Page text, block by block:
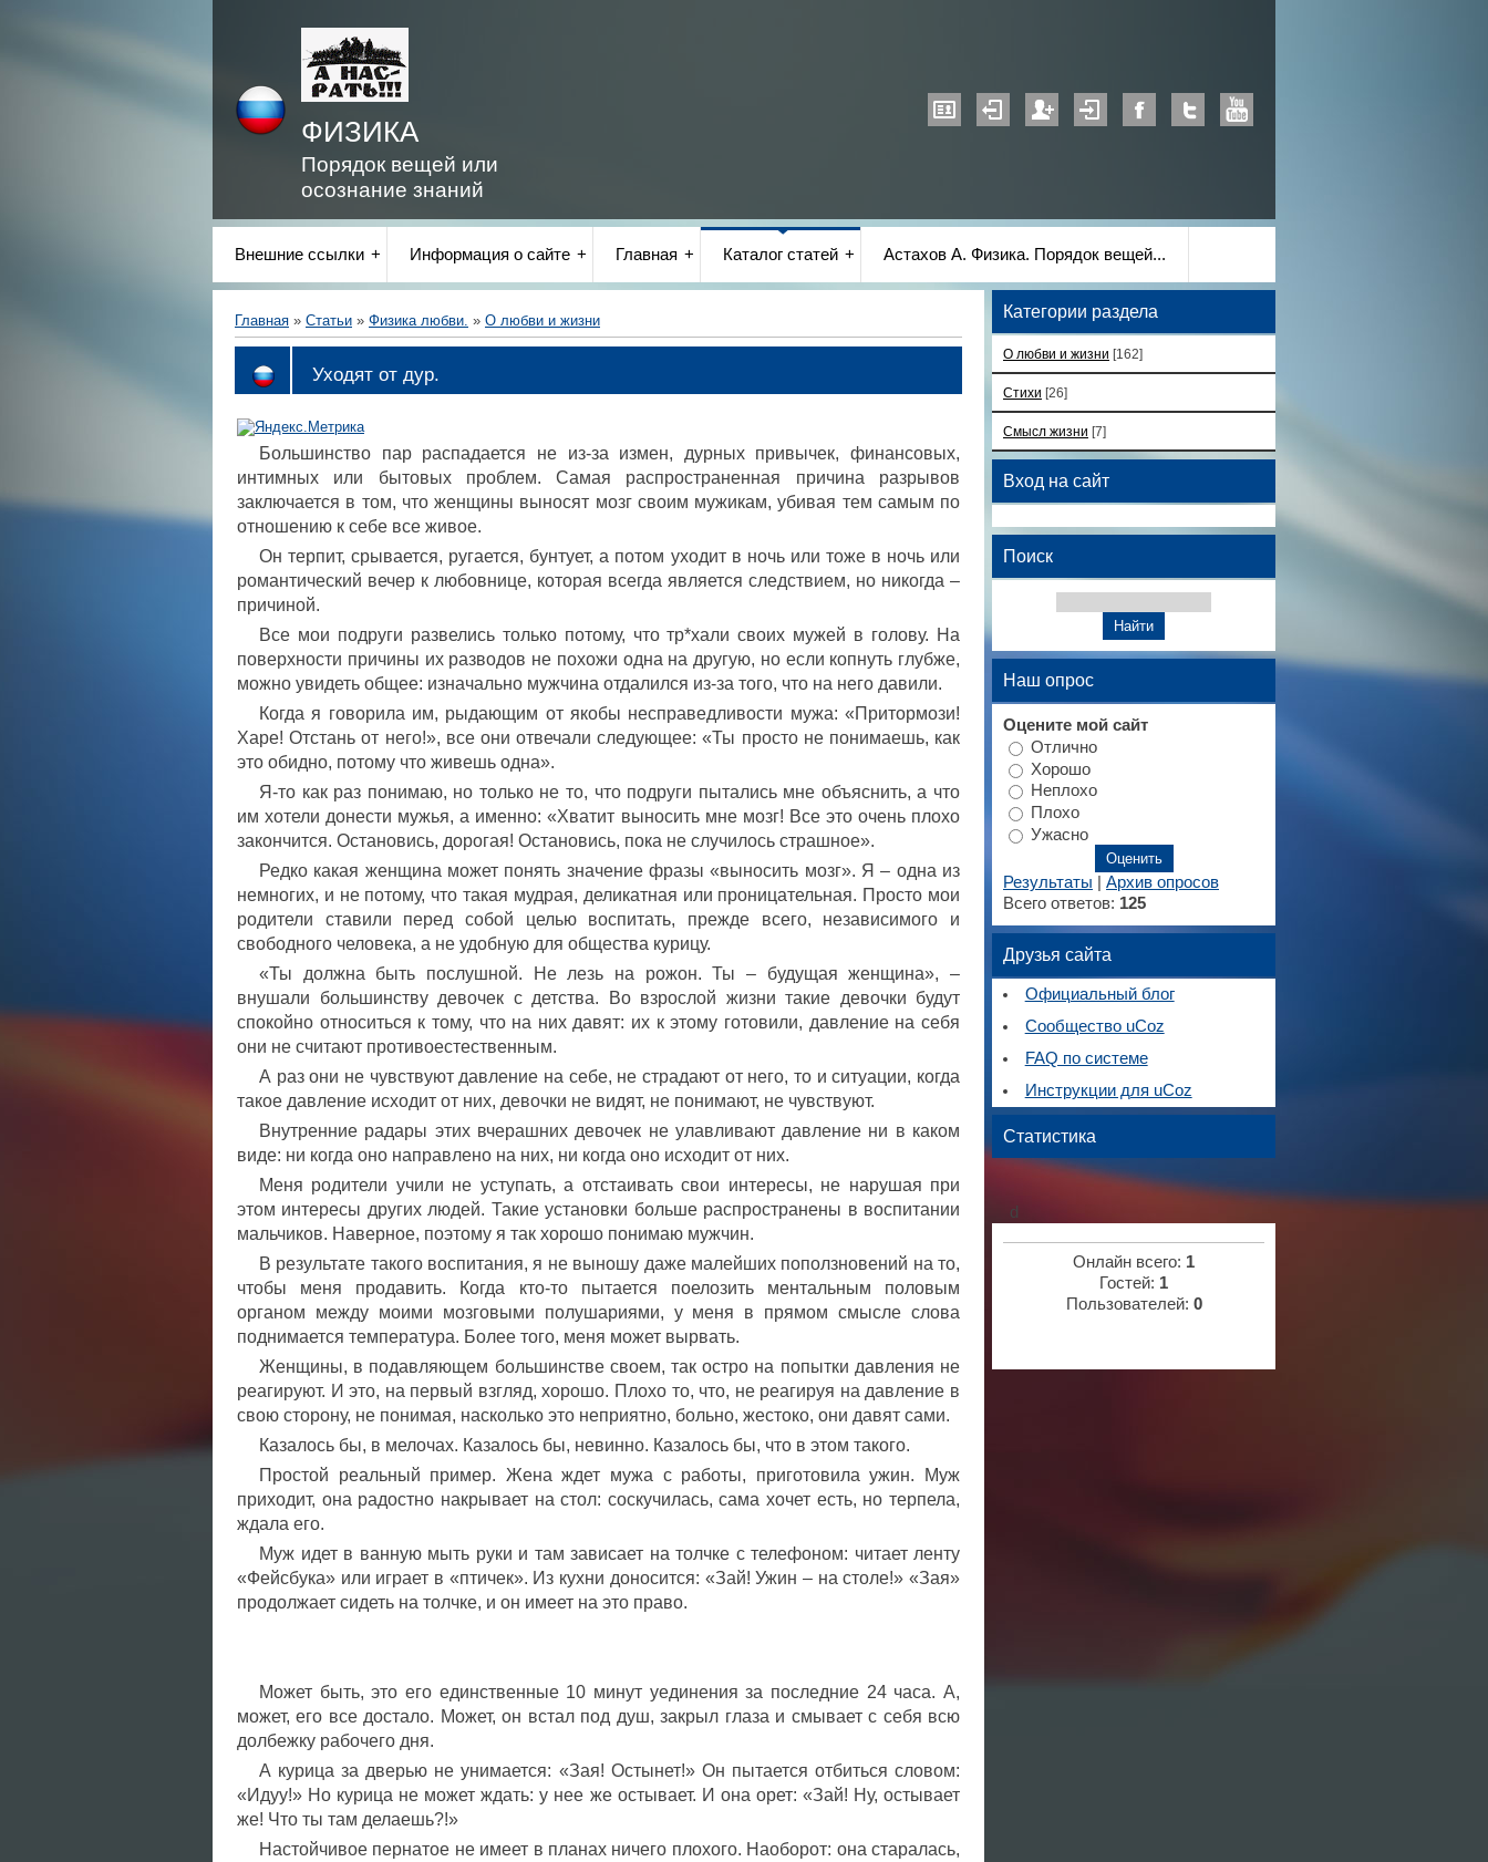
ФИЗИКА
Порядок вещей или
осознание знаний
Внешние ссылки Информация о сайте Главная Каталог статей Астахов А. Физика. Порядок вещей...
Главная » Статьи » Физика любви. » О любви и жизни
Уходят от дур.
Большинство пар распадается не из-за измен, дурных привычек, финансовых,
интимных или бытовых проблем. Самая распространенная причина разрывов
заключается в том, что женщины выносят мозг своим мужикам, убивая тем самым по
отношению к себе все живое.
Он терпит, срывается, ругается, бунтует, а потом уходит в ночь или тоже в ночь или
романтический вечер к любовнице, которая всегда является следствием, но никогда –
причиной.
Все мои подруги развелись только потому, что тр*хали своих мужей в голову. На
поверхности причины их разводов не похожи одна на другую, но если копнуть глубже,
можно увидеть общее: изначально мужчина отдалился из-за того, что на него давили.
Когда я говорила им, рыдающим от якобы несправедливости мужа: «Притормози!
Харе! Отстань от него!», все они отвечали следующее: «Ты просто не понимаешь, как
это обидно, потому что живешь одна».
Я-то как раз понимаю, но только не то, что подруги пытались мне объяснить, а что
им хотели донести мужья, а именно: «Хватит выносить мне мозг! Все это очень плохо
закончится. Остановись, дорогая! Остановись, пока не случилось страшное».
Редко какая женщина может понять значение фразы «выносить мозг». Я – одна из
немногих, и не потому, что такая мудрая, деликатная или проницательная. Просто мои
родители ставили перед собой целью воспитать, прежде всего, независимого и
свободного человека, а не удобную для общества курицу.
«Ты должна быть послушной. Не лезь на рожон. Ты – будущая женщина», –
внушали большинству девочек с детства. Во взрослой жизни такие девочки будут
спокойно относиться к тому, что на них давят: их к этому готовили, давление на себя
они не считают противоестественным.
А раз они не чувствуют давление на себе, не страдают от него, то и ситуации, когда
такое давление исходит от них, девочки не видят, не понимают, не чувствуют.
Внутренние радары этих вчерашних девочек не улавливают давление ни в каком
виде: ни когда оно направлено на них, ни когда оно исходит от них.
Меня родители учили не уступать, а отстаивать свои интересы, не нарушая при
этом интересы других людей. Такие установки больше распространены в воспитании
мальчиков. Наверное, поэтому я так хорошо понимаю мужчин.
В результате такого воспитания, я не выношу даже малейших поползновений на то,
чтобы меня продавить. Когда кто-то пытается поелозить ментальным половым
органом между моими мозговыми полушариями, у меня в прямом смысле слова
поднимается температура. Более того, меня может вырвать.
Женщины, в подавляющем большинстве своем, так остро на попытки давления не
реагируют. И это, на первый взгляд, хорошо. Плохо то, что, не реагируя на давление в
свою сторону, не понимая, насколько это неприятно, больно, жестоко, они давят сами.
Казалось бы, в мелочах. Казалось бы, невинно. Казалось бы, что в этом такого.
Простой реальный пример. Жена ждет мужа с работы, приготовила ужин. Муж
приходит, она радостно накрывает на стол: соскучилась, сама хочет есть, но терпела,
ждала его.
Муж идет в ванную мыть руки и там зависает на толчке с телефоном: читает ленту
«Фейсбука» или играет в «птичек». Из кухни доносится: «Зай! Ужин – на столе!» «Зая»
продолжает сидеть на толчке, и он имеет на это право.
Может быть, это его единственные 10 минут уединения за последние 24 часа. А,
может, его все достало. Может, он встал под душ, закрыл глаза и смывает с себя всю
долбежку рабочего дня.
А курица за дверью не унимается: «Зая! Остынет!» Он пытается отбиться словом:
«Идуу!» Но курица не может ждать: у нее же остывает. И она орет: «Зай! Ну, остывает
же! Что ты там делаешь?!»
Настойчивое пернатое не имеет в планах ничего плохого. Наоборот: она старалась,
Категории раздела
О любви и жизни [162]
Стихи [26]
Смысл жизни [7]
Вход на сайт
Поиск
Наш опрос
Оцените мой сайт
Отлично
Хорошо
Неплохо
Плохо
Ужасно
Результаты
Архив опросов
Всего ответов: 125
Друзья сайта
Официальный блог
Сообщество uCoz
FAQ по системе
Инструкции для uCoz
Статистика
d
Онлайн всего: 1
Гостей: 1
Пользователей: 0